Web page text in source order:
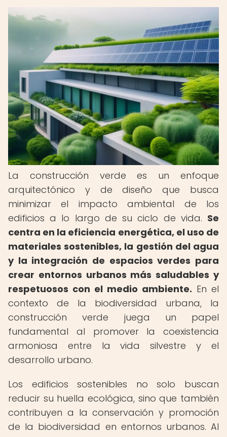
La construcción verde es un enfoque
arquitectónico y de diseño que busca
minimizar el impacto ambiental de los
edificios a lo largo de su ciclo de vida. Se
centra en la eficiencia energética, el uso de
materiales sostenibles, la gestión del agua
y la integración de espacios verdes para
crear entornos urbanos más saludables y
respetuosos con el medio ambiente. En el
contexto de la biodiversidad urbana, la
construcción verde juega un papel
fundamental al promover la coexistencia
armoniosa entre la vida silvestre y el
desarrollo urbano.
Los edificios sostenibles no solo buscan
reducir su huella ecológica, sino que también
contribuyen a la conservación y promoción
de la biodiversidad en entornos urbanos. Al